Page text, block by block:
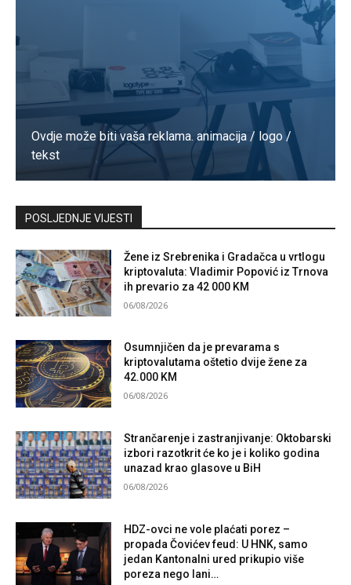
Ovdje može biti vaša reklama. animacija / logo /
tekst
Kontaktirajte nas
POSLJEDNJE VIJESTI
Žene iz Srebrenika i Gradačca u vrtlogu
kriptovaluta: Vladimir Popović iz Trnova
ih prevario za 42 000 KM
06/08/2026
Osumnjičen da je prevarama s
kriptovalutama oštetio dvije žene za
42.000 KM
06/08/2026
Strančarenje i zastranjivanje: Oktobarski
izbori razotkrit će ko je i koliko godina
unazad krao glasove u BiH
06/08/2026
HDZ-ovci ne vole plaćati porez –
propada Čovićev feud: U HNK, samo
jedan Kantonalni ured prikupio više
poreza nego lani…